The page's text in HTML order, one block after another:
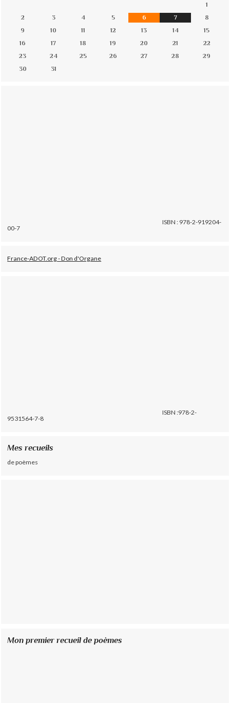
1
2
3 4 5 6 7
8
9
10 11 12 13 14
15
16
17 18 19 20 21
22
23
24 25 26 27 28
29
30
31
ISBN : 978-2-919204-
00-7
France-ADOT.org - Don d'Organe
ISBN :978-2-
9531564-7-8
Mes recueils
de poèmes
Mon premier recueil de poèmes